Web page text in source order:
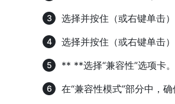
选择并按住（或右键单击
选择并按住（或右键单击
** **选择“兼容性”选项卡。
在“兼容性模式”部分中，